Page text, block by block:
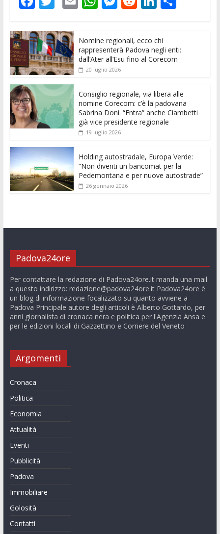
e
b
o
o
k
itt
er l s
A
p
p
ss
e
n
er
di
t
k
e
dI
di
vi
Nomine regionali, ecco chi
rappresenterà Padova negli enti:
dall’Ater all’Esu fino al Corecom
20 luglio 2026
Consiglio regionale, via libera alle
nomine Corecom: c’è la padovana
Sabrina Doni. “Entra” anche Ciambetti
già vice presidente regionale
19 luglio 2026
Holding autostradale, Europa Verde:
“Non diventi un bancomat per la
Pedemontana e per nuove autostrade”
26 gennaio 2026
Padova24ore
Per contattare la redazione di Padova24ore.it manda una mail
a questo indirizzo: redazione@padova24ore.itPadova24ore è
un blog di informazione focalizzato su quanto avviene a
Padova Principale autore degli articoli è Alberto Gottardo, per
anni giornalista di cronaca nera e politica per l'Agenzia Ansa e
per le edizioni locali di Gazzettino e Corriere del Veneto
Argomenti
Cronaca
Politica
Economia
Attualità
Eventi
Pubblicità
Padova
Immobiliare
Golosità
Contatti